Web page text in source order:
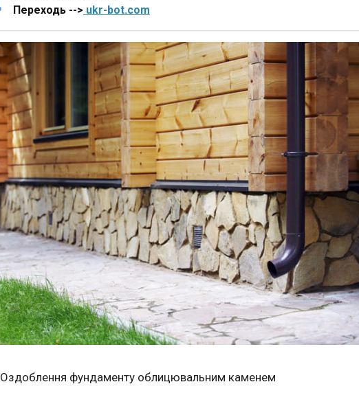
Переходь --> ukr-bot.com
Оздоблення фундаменту облицювальним каменем